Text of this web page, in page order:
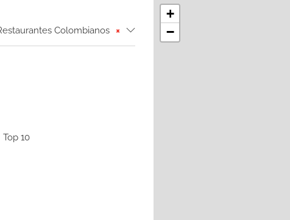
×
Colombianos
Top 10
+
−